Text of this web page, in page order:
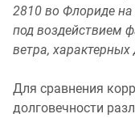
2810 во Флориде на
под воздействием
ветра,
Для сравнения
долговечности